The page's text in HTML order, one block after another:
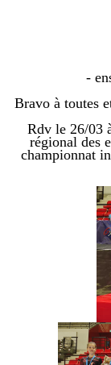
-
Bravo à toutes
Rdv le 26/03
régional des
championnat